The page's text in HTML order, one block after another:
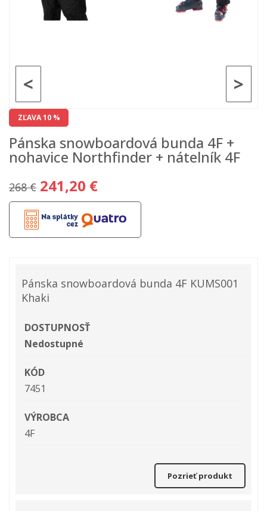
>
<
ZĽAVA 10 %
Pánska snowboardová bunda 4F +
nohavice Northfinder + nátelník 4F
268 € 241,20 €
Pánska snowboardová bunda 4F KUMS001
Khaki
DOSTUPNOSŤ
Nedostupné
KÓD
7451
VÝROBCA
4F
Pozrieť produkt